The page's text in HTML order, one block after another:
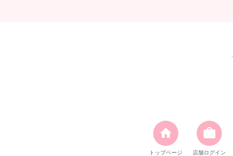
トップページ 店舗ログイン